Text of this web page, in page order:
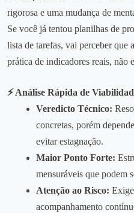
rigorosa e uma mudança de
Se você já tentou planilhas de
lista de tarefas, vai perceber que
prática de indicadores reais, não
⚡ Análise Rápida de
Veredicto Técnico:
concretas, porém
evitar estagnação.
Maior Ponto Forte:
mensuráveis que podem
Atenção ao Risco:
acompanhamento